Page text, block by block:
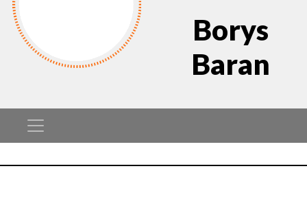
Borys
Baran